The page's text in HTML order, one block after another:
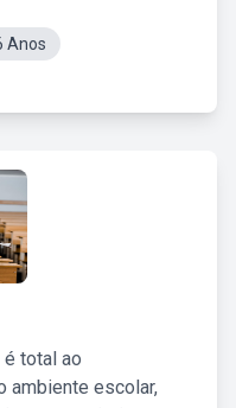
Anos
é total ao
ambiente escolar,